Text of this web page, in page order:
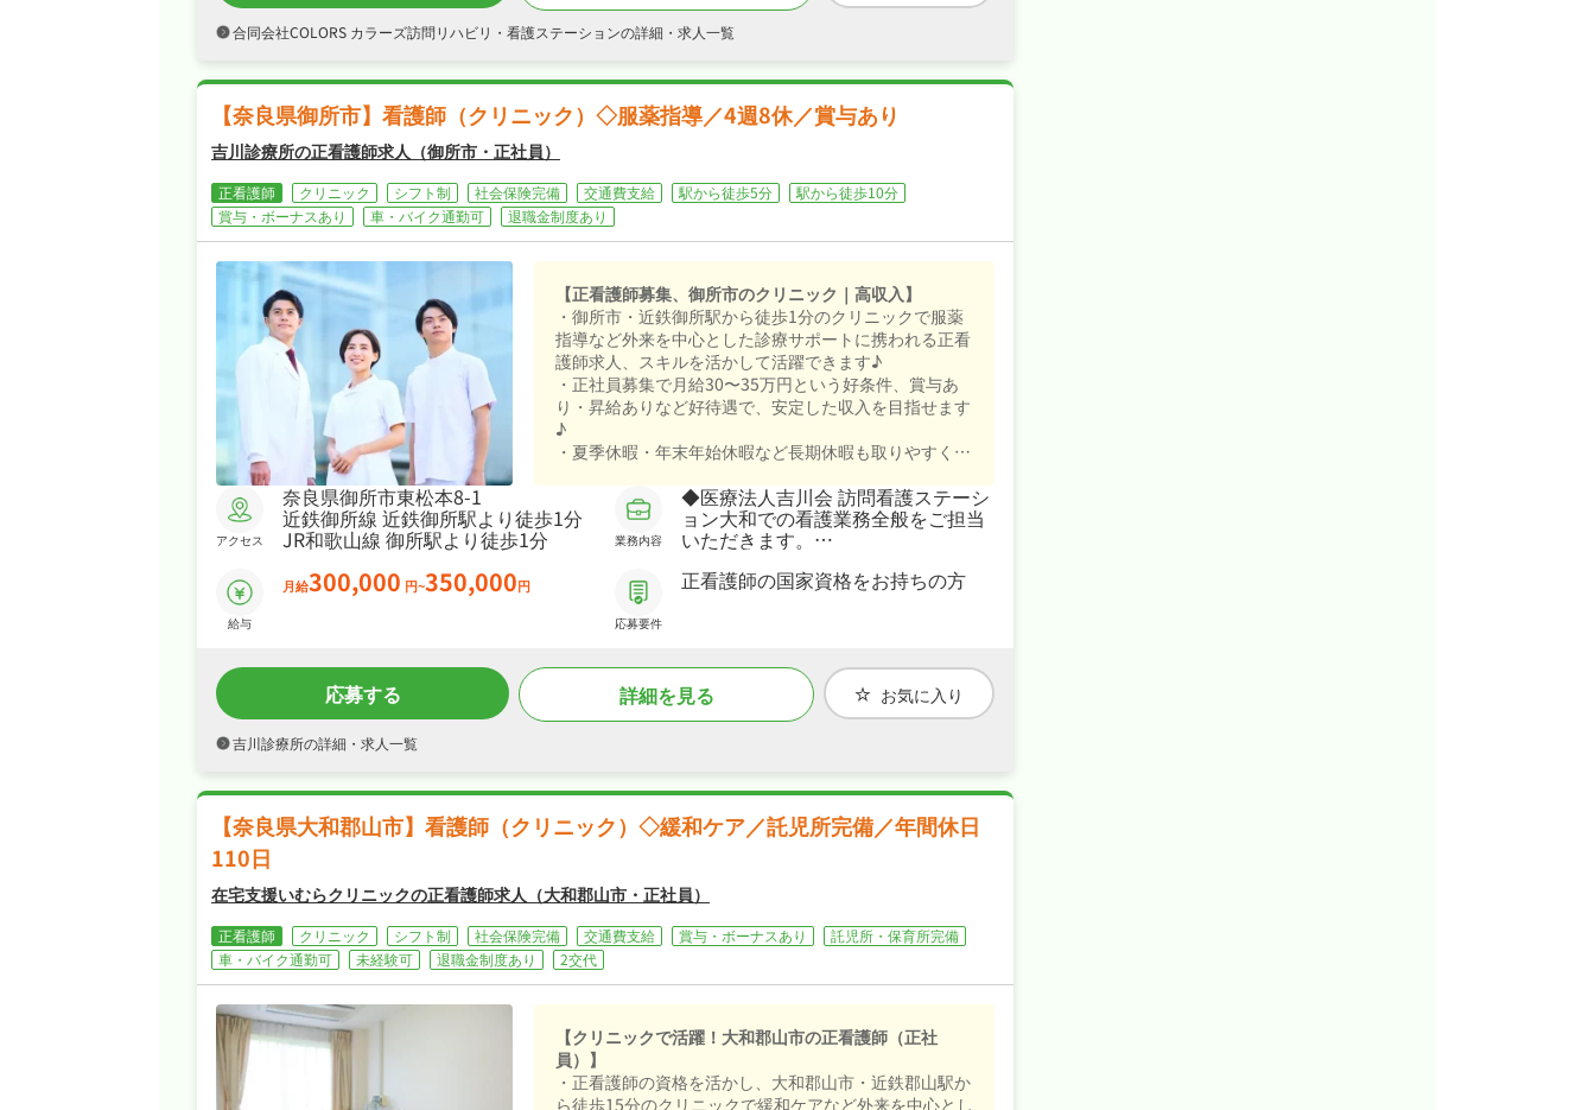
合同会社COLORS カラーズ訪問リハビリ・看護ステーションの詳細・求人一覧
【奈良県御所市】看護師（クリニック）◇服薬指導／4週8休／賞与あり
吉川診療所の正看護師求人（御所市・正社員）
正看護師 クリニック シフト制 社会保険完備 交通費支給 駅から徒歩5分
駅から徒歩10分
賞与・ボーナスあり
車・バイク通勤可 退職金制度あり
アクセス
奈良県御所市東松本8-1
近鉄御所線 近鉄御所駅より徒歩1分
JR和歌山線 御所駅より徒歩1分
給与
月給300,000 円~350,000円
業務内容
◆医療法人吉川会 訪問看護ステーシ
ョン大和での看護業務全般をご担当
いただきます。
≪訪問看護≫
・業務内容：検温、血圧、脈拍測
定、内服薬のチェック、管理など
※具体的な医療処置 胃ろう、吸引、
インスリン注射、IVH、褥瘡（じょ
が中心
応募要件
正看護師の国家資格をお持ちの方
【正看護師募集、御所市のクリニック｜高収入】
・御所市・近鉄御所駅から徒歩1分のクリニックで服薬
指導など外来を中心とした診療サポートに携われる正看
護師求人、スキルを活かして活躍できます♪
・正社員募集で月給30〜35万円という好条件、賞与あ
り・昇給ありなど好待遇で、安定した収入を目指せます
♪
・夏季休暇・年末年始休暇など長期休暇も取りやすく4
・社会保険完備、退職金制度ありと手厚く、腰を据えて
長く活躍できる職場です♪
応募する 詳細を見る お気に入り
吉川診療所の詳細・求人一覧
【奈良県大和郡山市】看護師（クリニック）◇緩和ケア／託児所完備／年間休日
110日
在宅支援いむらクリニックの正看護師求人（大和郡山市・正社員）
正看護師 クリニック シフト制 社会保険完備 交通費支給 賞与・ボーナスあり
託児所・保育所完備
車・バイク通勤可
未経験可 退職金制度あり 2交代
【クリニックで活躍！大和郡山市の正看護師（正社
員）】
・正看護師の資格を活かし、大和郡山市・近鉄郡山駅か
ら徒歩15分のクリニックで緩和ケアなど外来を中心とし